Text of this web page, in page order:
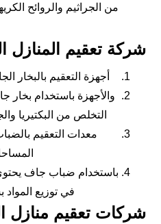
من الجراثيم والروائح
شركة تعقيم المنازل
أجهزة التعقيم بالبخار
والأجهزة باستخدام بخار
التخلص من البكتيريا
معدات التعقيم
باستخدام ضباب جاف
في توزيع
شركات تعقيم منازل